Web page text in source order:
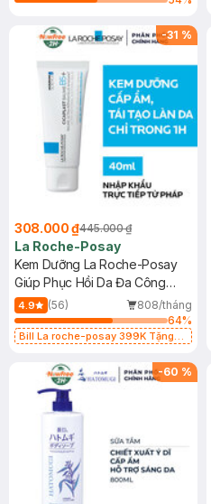
-31 %
308.000 ₫445.000 ₫
La Roche-Posay
Kem Dưỡng La Roche-Posay
Giúp Phục Hồi Da Đa Công
Dụng 40ml
4.9 (56)
808/tháng
64%
Bill La roche-posay 399K Tặng
(SL có hạn)
-60 %